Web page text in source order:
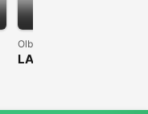
Olbia
LAND ROVER RR